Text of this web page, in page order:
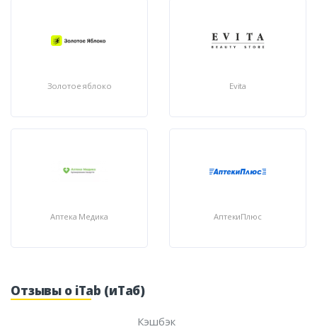
Золотое яблоко Evita
Аптека Медика АптекиПлюс
Отзывы о iTab (иТаб)
Кэшбэк